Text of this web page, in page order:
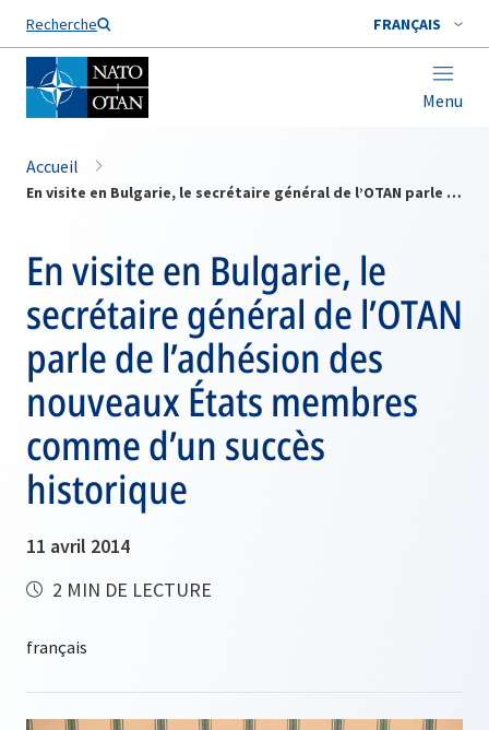
Recherche FRANÇAIS
Menu
Nom de famille*
Accueil
En visite en Bulgarie, le secrétaire général de l’OTAN parle de l’adhésion des nouveaux États membres comme d’un succès historique
En visite en Bulgarie, le
secrétaire général de l’OTAN
parle de l’adhésion des
nouveaux États membres
comme d’un succès
historique
11 avril 2014
2 MIN DE LECTURE